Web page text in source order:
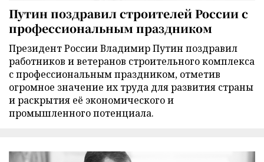
Путин поздравил строителей России с
профессиональным праздником
Президент России Владимир Путин поздравил
работников и ветеранов строительного комплекса
с профессиональным праздником, отметив
огромное значение их труда для развития страны
и раскрытия её экономического и
промышленного потенциала.